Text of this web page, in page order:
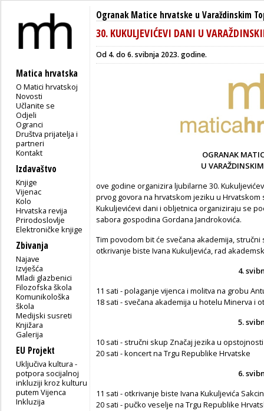
Matica hrvatska
O Matici hrvatskoj
Novosti
Učlanite se
Odjeli
Ogranci
Društva prijatelja i
partneri
Kontakt
Izdavaštvo
Knjige
Vijenac
Kolo
Hrvatska revija
Prirodoslovlje
Elektroničke knjige
Zbivanja
Najave
Izvješća
Mladi glazbenici
Filozofska škola
Komunikološka
škola
Medijski susreti
Knjižara
Galerija
EU Projekt
Uključiva kultura -
potpora socijalnoj
inkluziji kroz kulturu
putem Vijenca
Inkluzija
Ogranak Matice hrvatske u Varaždinskim
30. KUKULJEVIĆEVI DANI U
Od 4. do 6. svibnja 2023. godine.
OGRANAK
U
ove godine organizira ljubilarne 30.
prvog govora na hrvatskom jeziku u Hrvatskom
Kukuljevićevi dani i obljetnica organiziraju se
sabora gospodina Gordana Jandrokovića.
Tim povodom bit će svečana akademija,
otkrivanje biste Ivana Kukuljevića, rad
4.
11 sati - polaganje vijenca i molitva na grobu
18 sati - svečana akademija u hotelu Minerva i
5.
10 sati - stručni skup Značaj jezika u
20 sati - koncert na Trgu Republike Hrvatske
6.
11 sati - otkrivanje biste Ivana Kukuljevića
20 sati - pučko veselje na Trgu Republike